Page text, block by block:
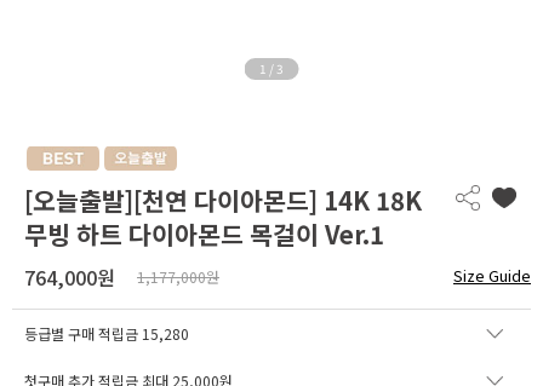
1 / 3
[오늘출발][천연 다이아몬드] 14K 18K
무빙 하트 다이아몬드 목걸이 Ver.1
764,000원 1,177,000원 Size Guide
등급별 구매 적립금 15,280
첫구매 추가 적립금 최대 25,000원